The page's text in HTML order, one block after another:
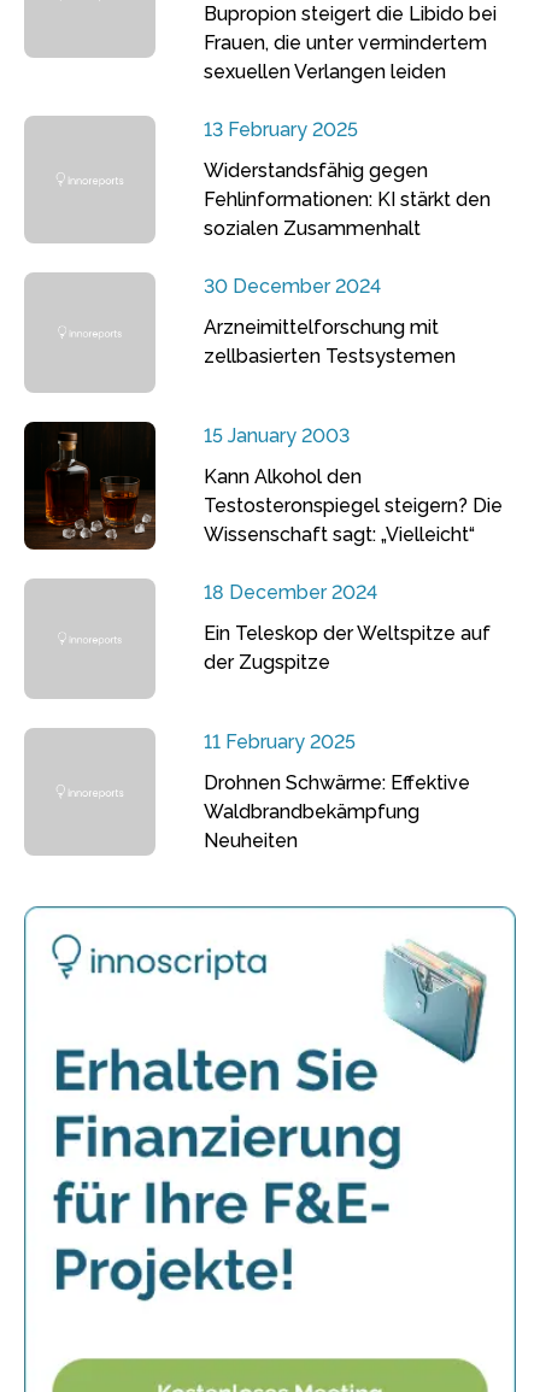
Bupropion steigert die Libido bei
Frauen, die unter vermindertem
sexuellen Verlangen leiden
13 February 2025
Widerstandsfähig gegen
Fehlinformationen: KI stärkt den
sozialen Zusammenhalt
30 December 2024
Arzneimittelforschung mit
zellbasierten Testsystemen
15 January 2003
Kann Alkohol den
Testosteronspiegel steigern? Die
Wissenschaft sagt: „Vielleicht“
18 December 2024
Ein Teleskop der Weltspitze auf
der Zugspitze
11 February 2025
Drohnen Schwärme: Effektive
Waldbrandbekämpfung
Neuheiten